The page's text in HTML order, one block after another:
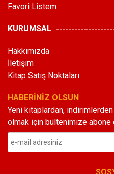
Favori Listem
KURUMSAL
Hakkımızda
İletişim
Kitap Satış Noktaları
HABERİNİZ OLSUN
Yeni kitaplardan,
olmak için bültenimize abone